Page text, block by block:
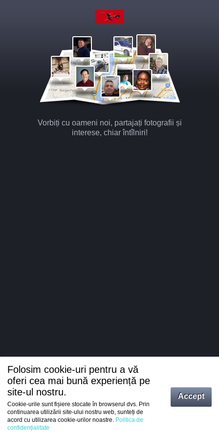
Vorbiți cu oameni noi, partajați fotografii și
interese, chiar întîlniri!
Intrați
Folosim cookie-uri pentru a vă
oferi cea mai bună experiență pe
site-ul nostru.
Cookie-urile sunt fișiere stocate în browserul dvs. Prin
continuarea utilizării site-ului nostru web, sunteți de
acord cu utilizarea cookie-urilor noastre. Politica de
confidențialitate
Accept